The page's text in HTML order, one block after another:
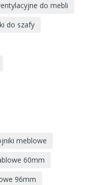
do mebli
do szafy
meblowe
60mm
96mm